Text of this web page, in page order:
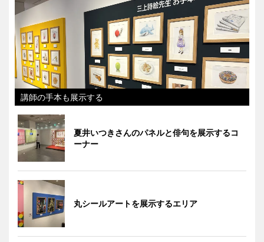
講師の手本も展示する
夏井いつきさんのパネルと俳句を展示するコ
ーナー
丸シールアートを展示するエリア